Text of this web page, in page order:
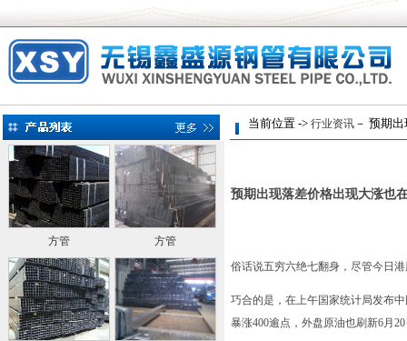
方管 方管
当前位置 -> 行业资讯 － 预期
预期出现落差价格出现大涨也
俗话说五穷六绝七翻身，尽管今日
巧合的是，在上午国家统计局发布
暴涨400逾点，外盘原油也刷新6月